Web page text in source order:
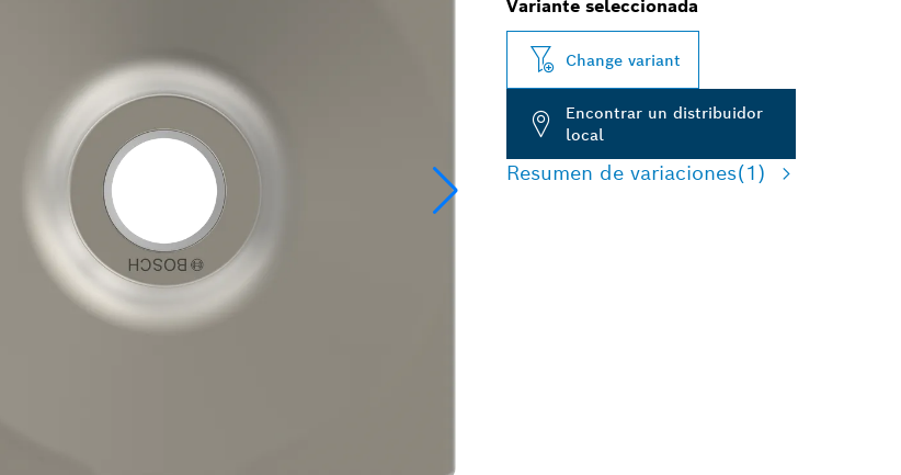
Variante seleccionada
Change variant
Encontrar un distribuidor
local
Resumen de variaciones(1)